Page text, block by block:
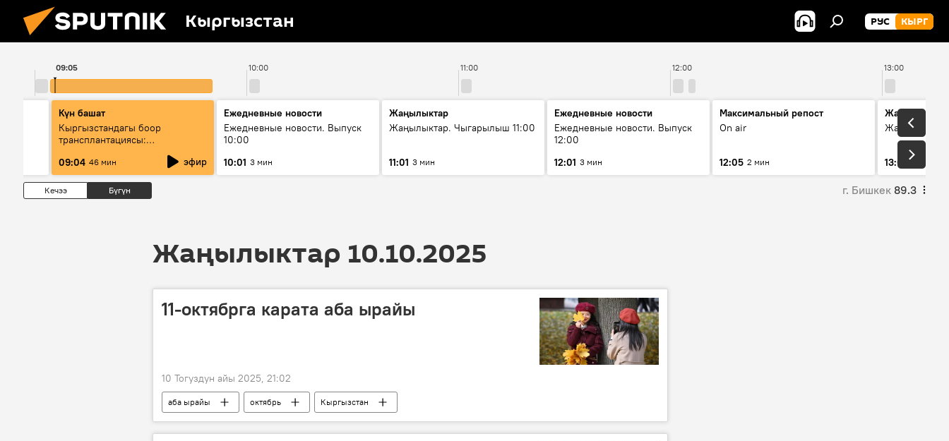
Кыргызстан РУС КЫРГ
10:00 11:00 12:00 13:00
09:05
Күн башат
Кыргызстандагы боор
трансплантациясы:
жетишкендиктер жана өнүгүү
келечеги
09:04 46 мин эфир
Ежедневные новости
Ежедневные новости. Выпуск
10:00
10:01 3 мин
Жаңылыктар
Жаңылыктар. Чыгарылыш 11:00
11:01 3 мин
Ежедневные новости
Ежедневные новости. Выпуск
12:00
12:01 3 мин
Максимальный репост
On air
12:05 2 мин
Жаңылыктар
13:01 3 мин
Кечээ Бүгүн г. Бишкек 89.3
Жаңылыктар 10.10.2025
11-октябрга карата аба ырайы
10 Тогуздун айы 2025, 21:02
аба ырайы октябрь Кыргызстан